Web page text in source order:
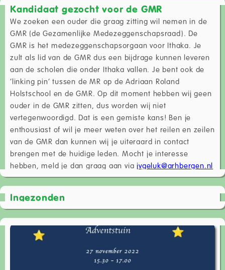
Kandidaat gezocht voor de GMR
We zoeken een ouder die graag zitting wil nemen in de
GMR (de Gezamenlijke Medezeggenschapsraad). De
GMR is het medezeggenschapsorgaan voor Ithaka. Je
zult als lid van de GMR dus een bijdrage kunnen leveren
aan de scholen die onder Ithaka vallen. Je bent ook de
‘linking pin’ tussen de MR op de Adriaan Roland
Holstschool en de GMR. Op dit moment hebben wij geen
ouder in de GMR zitten, dus worden wij niet
vertegenwoordigd. Dat is een gemiste kans! Ben je
enthousiast of wil je meer weten over het reilen en zeilen
van de GMR dan kunnen wij je uiteraard in contact
brengen met de huidige leden. Mocht je interesse
hebben, meld je dan graag aan viajvgeluk@arhbergen.nl
Ingezonden